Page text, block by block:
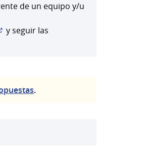
de un equipo y/u
(Abrir en una pestaña nueva)
y seguir las
.